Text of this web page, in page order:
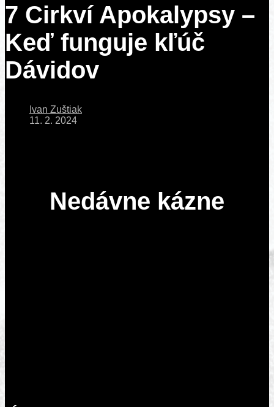
7 Cirkví Apokalypsy –
Keď funguje kľúč
Dávidov
Ivan Zuštiak
11. 2. 2024
Nedávne kázne